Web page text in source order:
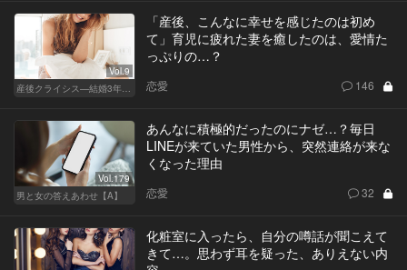
Vol.9
産後クライシス—結婚3年目の波乱—
「産後、こんなに幸せを感じたのは初め
て」育児に疲れた妻を癒したのは、愛情た
っぷりの…？
恋愛 146
Vol.179
男と女の答えあわせ【A】
あんなに積極的だったのにナゼ…？毎日
LINEが来ていた男性から、突然連絡が来な
くなった理由
恋愛 32
化粧室に入ったら、自分の噂話が聞こえて
きて…。思わず耳を疑った、ありえない内